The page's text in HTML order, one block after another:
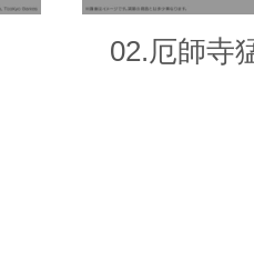
02.厄師寺